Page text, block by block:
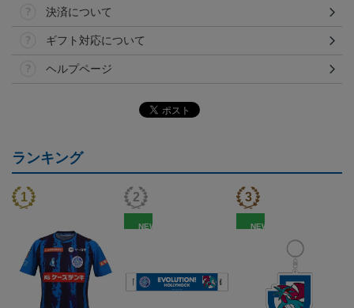
決済について
ギフト対応について
ヘルプページ
ランキング
NEW NEW